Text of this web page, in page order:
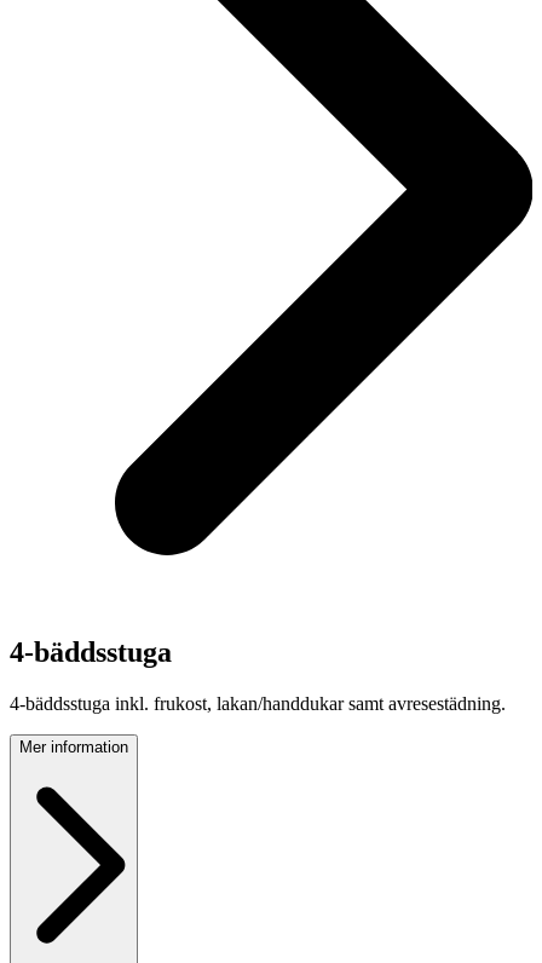
4-bäddsstuga
4-bäddsstuga inkl. frukost, lakan/handdukar samt avresestädning.
Mer information